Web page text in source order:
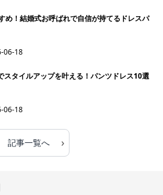
め！結婚式お呼ばれで自信が持てるドレスパ
06-18
スタイルアップを叶える！パンツドレス10選
06-18
記事一覧へ ›